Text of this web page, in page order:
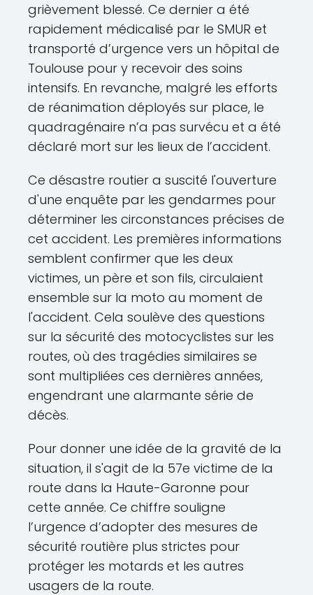
grièvement blessé. Ce dernier a été
rapidement médicalisé par le SMUR et
transporté d’urgence vers un hôpital de
Toulouse pour y recevoir des soins
intensifs. En revanche, malgré les efforts
de réanimation déployés sur place, le
quadragénaire n’a pas survécu et a été
déclaré mort sur les lieux de l’accident.
Ce désastre routier a suscité l'ouverture
d'une enquête par les gendarmes pour
déterminer les circonstances précises de
cet accident. Les premières informations
semblent confirmer que les deux
victimes, un père et son fils, circulaient
ensemble sur la moto au moment de
l'accident. Cela soulève des questions
sur la sécurité des motocyclistes sur les
routes, où des tragédies similaires se
sont multipliées ces dernières années,
engendrant une alarmante série de
décès.
Pour donner une idée de la gravité de la
situation, il s'agit de la 57e victime de la
route dans la Haute-Garonne pour
cette année. Ce chiffre souligne
l’urgence d’adopter des mesures de
sécurité routière plus strictes pour
protéger les motards et les autres
usagers de la route.